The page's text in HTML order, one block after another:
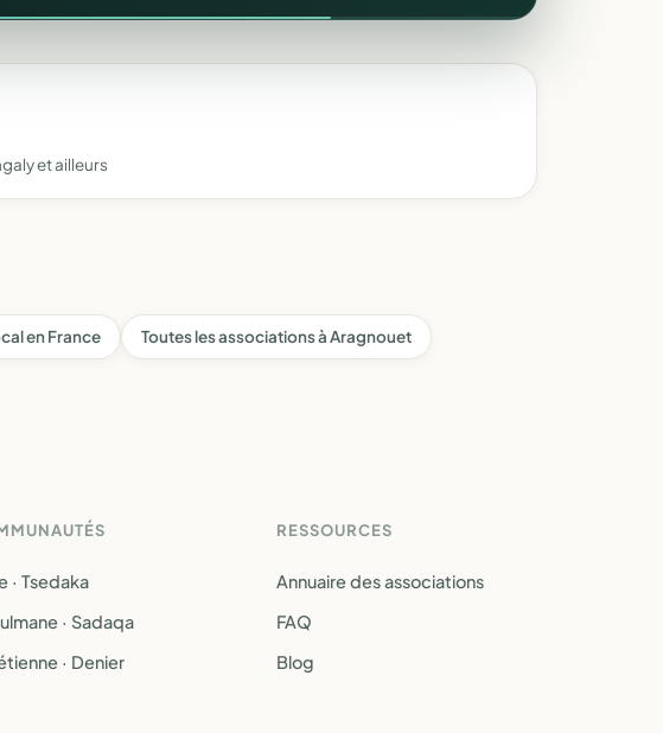
et ailleurs
en France Toutes les associations à Aragnouet
· Tsedaka
· Sadaqa
· Denier
RESSOURCES
Annuaire des associations
FAQ
Blog